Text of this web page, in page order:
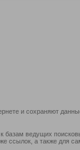
и сохраняют
базам ведущих
ссылок, а также для